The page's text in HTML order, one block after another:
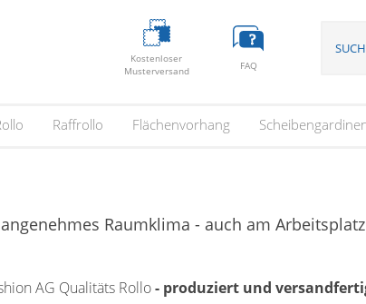
Kostenloser
Musterversand
FAQ
Raffrollo Flächenvorhang
Raumklima - auch am Arbeitsplatz
AG Qualitäts Rollo- produziert und